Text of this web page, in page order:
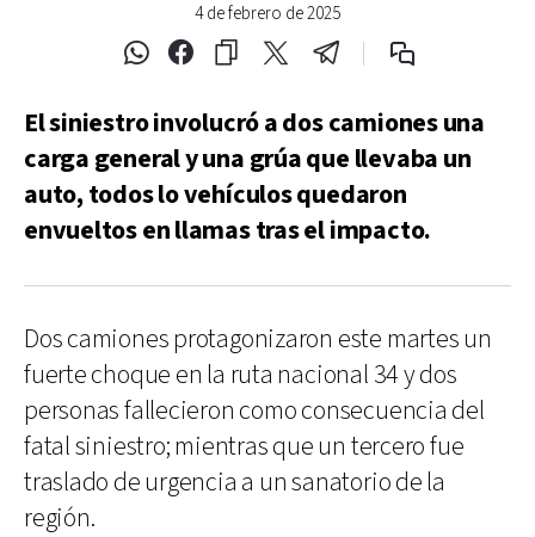
4 de febrero de 2025
El siniestro involucró a dos camiones una
carga general y una grúa que llevaba un
auto, todos lo vehículos quedaron
envueltos en llamas tras el impacto.
Dos camiones protagonizaron este martes un
fuerte choque en la ruta nacional 34 y dos
personas fallecieron como consecuencia del
fatal siniestro; mientras que un tercero fue
traslado de urgencia a un sanatorio de la
región.